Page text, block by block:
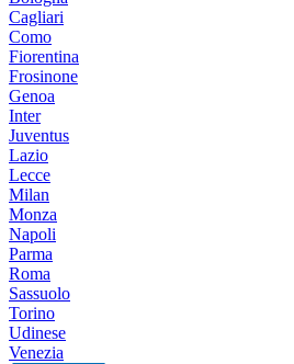
Cagliari
Como
Fiorentina
Frosinone
Genoa
Inter
Juventus
Lazio
Lecce
Milan
Monza
Napoli
Parma
Roma
Sassuolo
Torino
Udinese
Venezia